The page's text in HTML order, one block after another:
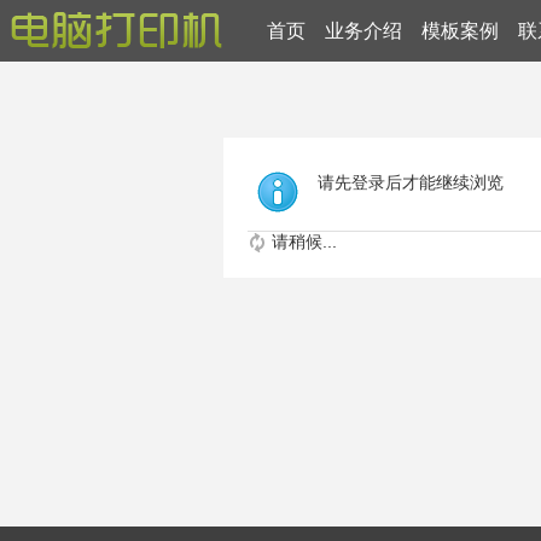
首页 业务介绍 模板案例 联
请先登录后才能继续浏览
请稍候...